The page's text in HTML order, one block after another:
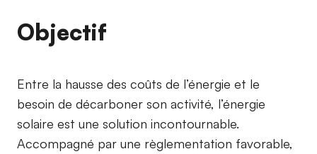
Objectif
Entre la hausse des coûts de l’énergie et le
besoin de décarboner son activité, l’énergie
solaire est une solution incontournable.
Accompagné par une règlementation favorable,